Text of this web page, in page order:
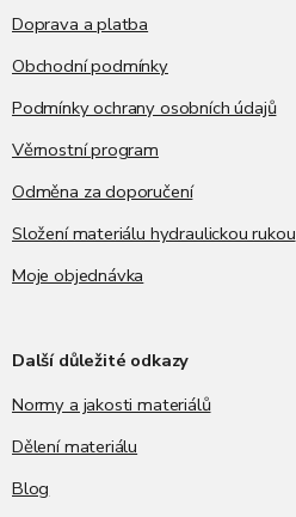
Doprava a platba
Obchodní podmínky
Podmínky ochrany osobních údajů
Věrnostní program
Odměna za doporučení
Složení materiálu hydraulickou rukou
Moje objednávka
Další důležité odkazy
Normy a jakosti materiálů
Dělení materiálu
Blog